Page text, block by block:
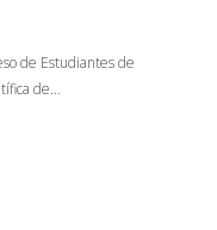
de Estudiantes de
de…